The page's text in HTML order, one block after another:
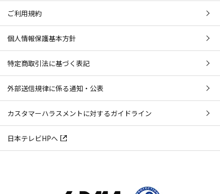
ご利用規約
個人情報保護基本方針
特定商取引法に基づく表記
外部送信規律に係る通知・公表
カスタマーハラスメントに対するガイドライン
日本テレビHPへ